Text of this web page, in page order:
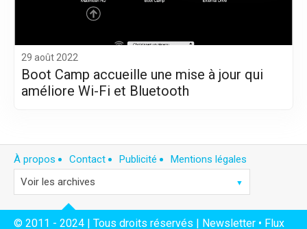
29 août 2022
Boot Camp accueille une mise à jour qui
améliore Wi-Fi et Bluetooth
À propos Contact Publicité Mentions légales
© 2011 - 2024 | Tous droits réservés | Newsletter • Flux